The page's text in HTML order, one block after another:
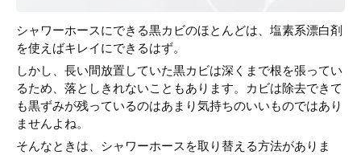
シャワーホースにできる黒カビのほとんどは、塩素系漂白剤
を使えばキレイにできるはず。
しかし、長い間放置していた黒カビは深くまで根を張ってい
るため、落としきれないこともあります。カビは除去できて
も黒ずみが残っているのはあまり気持ちのいいものではあり
ませんよね。
そんなときは、シャワーホースを取り替える方法がありま